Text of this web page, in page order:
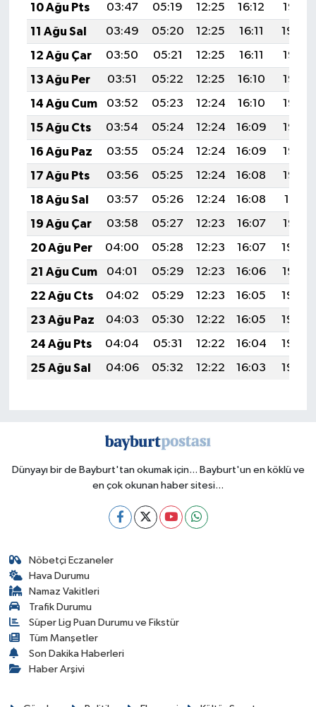
10 Ağu Pts
03:47 05:19 12:25 16:12
19:21
11 Ağu Sal
03:49 05:20 12:25 16:11
19:20
12 Ağu Çar
03:50 05:21 12:25 16:11
19:19
13 Ağu Per
03:51 05:22 12:25 16:10
19:17
14 Ağu Cum
03:52 05:23 12:24 16:10
19:16
15 Ağu Cts
03:54 05:24 12:24 16:09
19:15
16 Ağu Paz
03:55 05:24 12:24 16:09
19:14
17 Ağu Pts
03:56 05:25 12:24 16:08
19:13
18 Ağu Sal
03:57 05:26 12:24 16:08
19:11
19 Ağu Çar
03:58 05:27 12:23 16:07
19:10
20 Ağu Per
04:00 05:28 12:23 16:07
19:09
21 Ağu Cum
04:01 05:29 12:23 16:06
19:07
22 Ağu Cts
04:02 05:29 12:23 16:05
19:06
23 Ağu Paz
04:03 05:30 12:22 16:05
19:05
24 Ağu Pts
04:04 05:31 12:22 16:04
19:03
25 Ağu Sal
04:06 05:32 12:22 16:03 19:02
Dünyayı bir de Bayburt'tan okumak için... Bayburt'un en köklü ve
en çok okunan haber sitesi...
Nöbetçi Eczaneler
Hava Durumu
Namaz Vakitleri
Trafik Durumu
Süper Lig Puan Durumu ve Fikstür
Tüm Manşetler
Son Dakika Haberleri
Haber Arşivi